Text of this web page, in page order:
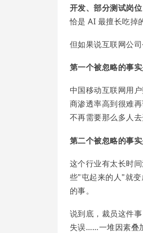
开发、部分测试岗位
恰是 AI 最擅长吃掉
但如果说互联网公司
第一个被忽略的事
中国移动互联网用
商渗透率高到很难
不再需要那么多人去
第二个被忽略的事
这个行业有太长时
些"屯起来的人"就
的事。
说到底，裁员这件
失误……一堆因素叠